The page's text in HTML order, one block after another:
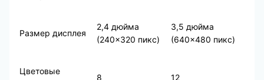
Размер дисплея
2,4 дюйма
(240×320 пикс)
3,5 дюйма
(640×480 пикс)
Цветовые
8 12